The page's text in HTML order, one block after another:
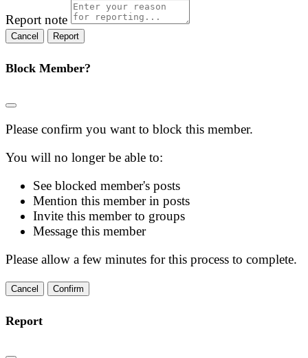
Report note
Report
Block Member?
Please confirm you want to block this member.
You will no longer be able to:
See blocked member's posts
Mention this member in posts
Invite this member to groups
Message this member
Please allow a few minutes for this process to complete.
Confirm
Report